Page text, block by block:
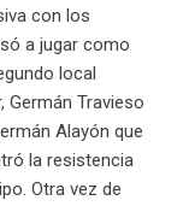
con los
a jugar como
local
Germán Travieso
Alayón que
la resistencia
Otra vez de